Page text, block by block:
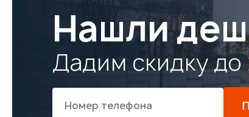
Нашли
Дадим скидку до